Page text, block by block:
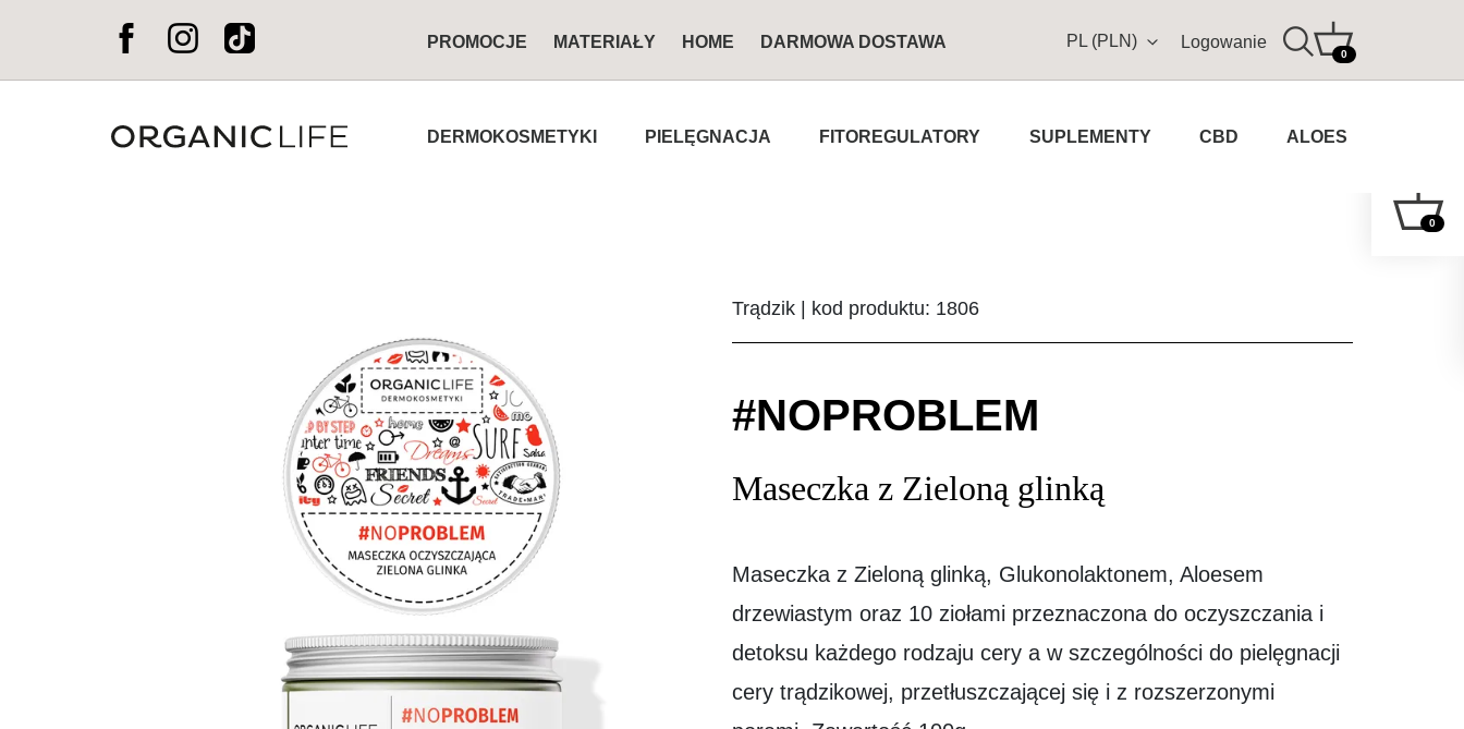
PROMOCJE MATERIAŁY HOME DARMOWA DOSTAWA PL (PLN) Logowanie
0
DERMOKOSMETYKI PIELĘGNACJA FITOREGULATORY SUPLEMENTY CBD ALOES
0
Trądzik | kod produktu: 1806
#NOPROBLEM
Maseczka z Zieloną glinką
Maseczka z Zieloną glinką, Glukonolaktonem, Aloesem
drzewiastym oraz 10 ziołami przeznaczona do oczyszczania i
detoksu każdego rodzaju cery a w szczególności do pielęgnacji
cery trądzikowej, przetłuszczającej się i z rozszerzonymi